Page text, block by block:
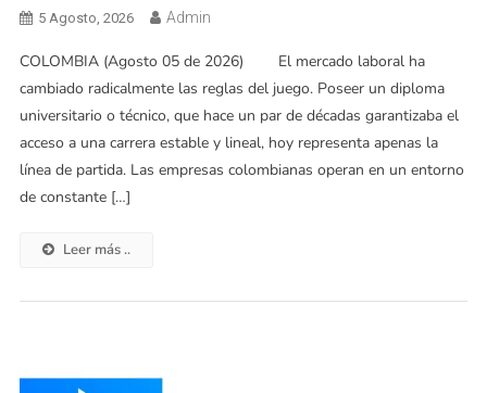
5 Agosto, 2026 Admin
COLOMBIA (Agosto 05 de 2026) El mercado laboral ha
cambiado radicalmente las reglas del juego. Poseer un diploma
universitario o técnico, que hace un par de décadas garantizaba el
acceso a una carrera estable y lineal, hoy representa apenas la
línea de partida. Las empresas colombianas operan en un entorno
de constante […]
Leer más ..